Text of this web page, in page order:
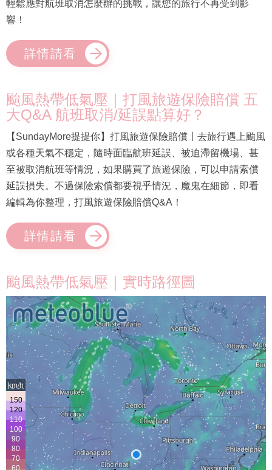
輕鬆應對航班取消怎麼辦的挑戰，讓您的旅行不再受到影
響！
詳情請看
颱風熱帶低氣壓｜打風旅遊保險賠償 五
大Q&A 航班取消/延誤點算好？
【SundayMore提提你】打風旅遊保險賠償丨去旅行遇上颱風
或各種天氣不穩定，隨時面臨航班延誤、被迫滯留機場、甚
至被取消航班等情況，如果購買了旅遊保險，可以申請索償
延誤損失。不過保險索償都要視乎情況，魔鬼在細節，即看
編輯為你整理，打風旅遊保險賠償Q&A！
詳情請看
颱風熱帶低氣壓｜實時路徑圖